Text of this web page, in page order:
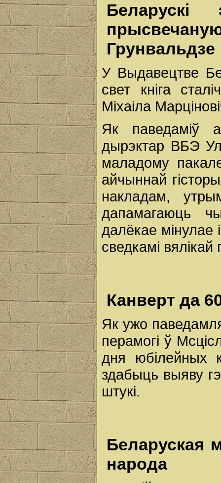
Беларускі
Грунвальдзе
У Выдавецтве
свет кніга
Міхаіла
Як паведаміў
дырэктар ВБЭ
маладому
айчыннай
накладам,
дапамагаюць
далёкае мінулае
сведкамі вялікай
Канверт да
Як ужо
перамогі ў
дня юбілейных
здабыць выяву
штукі.
Беларуская
народа